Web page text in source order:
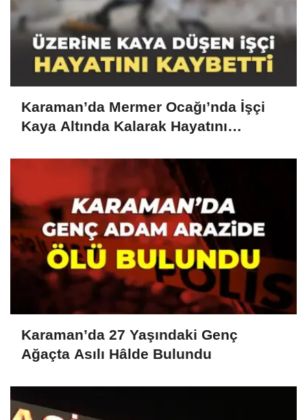
Karaman’da Mermer Ocağı’nda İşçi
Kaya Altında Kalarak Hayatını
Karaman’da 27 Yaşındaki Genç
Ağaçta Asılı Hâlde Bulundu